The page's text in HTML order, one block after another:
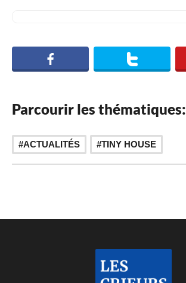
Parcourir les thématiques:
ACTUALITÉS TINY HOUSE